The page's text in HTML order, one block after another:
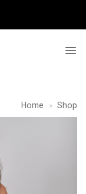
content
Home » Shop